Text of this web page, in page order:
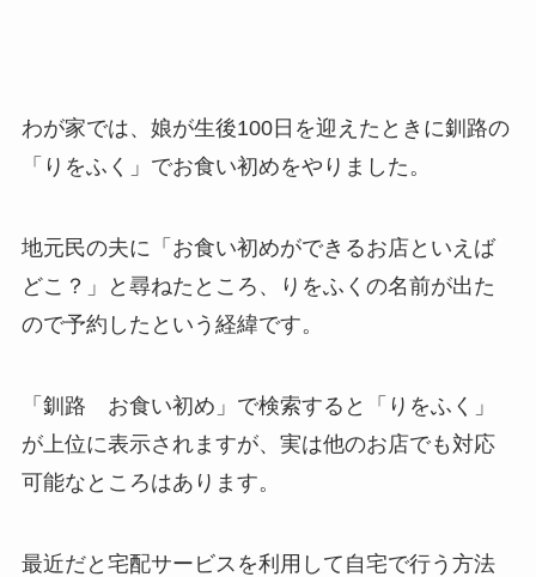
わが家では、娘が生後100日を迎えたときに釧路の
「りをふく」でお食い初めをやりました。
地元民の夫に「お食い初めができるお店といえば
どこ？」と尋ねたところ、りをふくの名前が出た
ので予約したという経緯です。
「釧路 お食い初め」で検索すると「りをふく」
が上位に表示されますが、実は他のお店でも対応
可能なところはあります。
最近だと宅配サービスを利用して自宅で行う方法